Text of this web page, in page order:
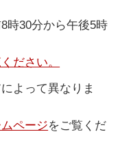
時30分から午後5時
ださい。
よって異なりま
ページをご覧くだ